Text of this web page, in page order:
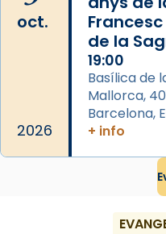
oct.
2026
de la
19:00
Basílica de
Mallorca,
Barcelona,
+ info